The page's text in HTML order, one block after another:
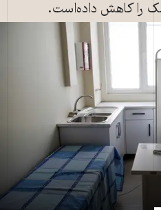
را کاهش داده‌است.